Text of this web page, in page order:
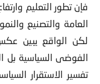
فإن تطور التعليم
العامة والتصنيع
لكن الواقع يبين
الفوضى السياسية بل
تفسير الاستقرار